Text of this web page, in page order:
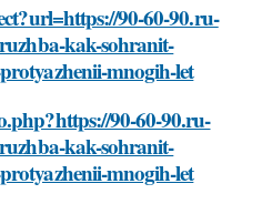
90-60-90.ru-
kak-sohranit-
mnogih-let
90-60-90.ru-
kak-sohranit-
mnogih-let